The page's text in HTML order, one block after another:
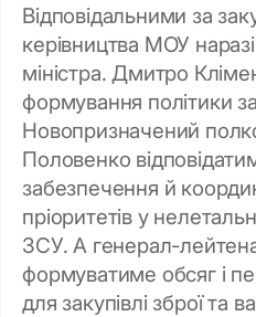
Відповідальними за
керівництва МОУ
міністра. Дмитро
формування політики
Новопризначений
Половенко
забезпечення й
пріоритетів у
ЗСУ. А генерал-
формуватиме обсяг і
для закупівлі зброї та